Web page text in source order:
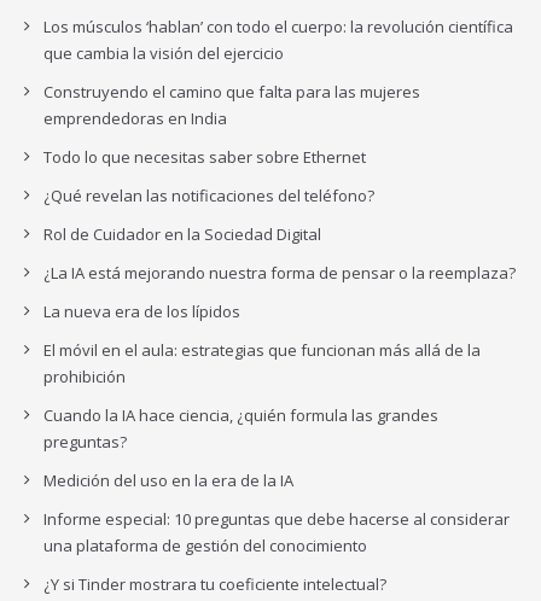
Los músculos ‘hablan’ con todo el cuerpo: la revolución científica
que cambia la visión del ejercicio
Construyendo el camino que falta para las mujeres
emprendedoras en India
Todo lo que necesitas saber sobre Ethernet
¿Qué revelan las notificaciones del teléfono?
Rol de Cuidador en la Sociedad Digital
¿La IA está mejorando nuestra forma de pensar o la reemplaza?
La nueva era de los lípidos
El móvil en el aula: estrategias que funcionan más allá de la
prohibición
Cuando la IA hace ciencia, ¿quién formula las grandes
preguntas?
Medición del uso en la era de la IA
Informe especial: 10 preguntas que debe hacerse al considerar
una plataforma de gestión del conocimiento
¿Y si Tinder mostrara tu coeficiente intelectual?